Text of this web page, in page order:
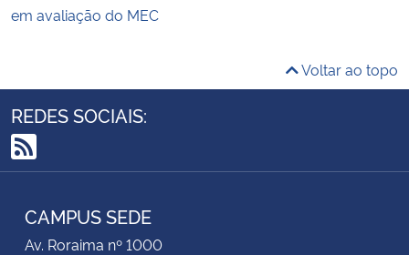
em avaliação do MEC
Voltar ao topo
REDES SOCIAIS:
RSS
CAMPUS SEDE
Av. Roraima nº 1000